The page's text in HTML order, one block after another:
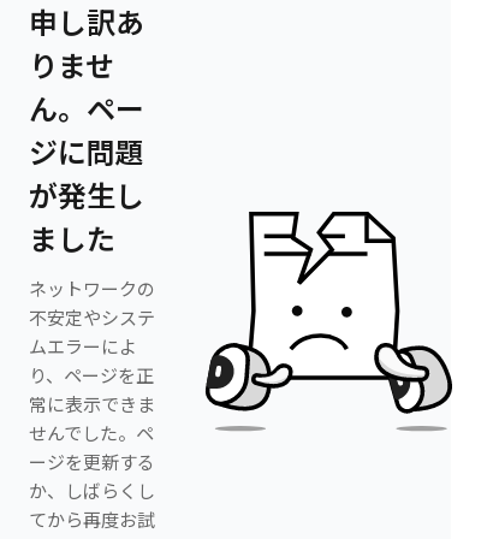
申し訳あ
りませ
ん。ペー
ジに問題
が発生し
ました
ネットワークの
不安定やシステ
ムエラーによ
り、ページを正
常に表示できま
せんでした。ペ
ージを更新する
か、しばらくし
てから再度お試